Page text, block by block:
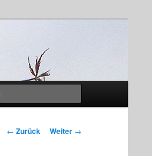
Beitrags-
← Zurück Weiter →